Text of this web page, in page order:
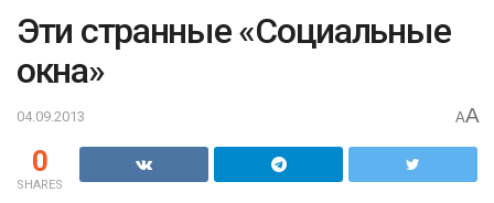
Эти странные «Социальные
окна»
04.09.2013 AA
0
SHARES